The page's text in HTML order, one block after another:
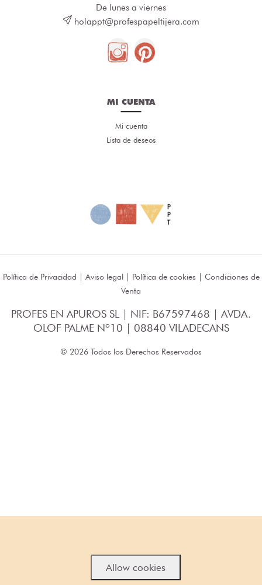
De lunes a viernes
holappt@profespapeltijera.com
MI CUENTA
Mi cuenta
Lista de deseos
Política de Privacidad | Aviso legal| Política de cookies | Condiciones de
Venta
PROFES EN APUROS SL | NIF: B67597468 | AVDA.
OLOF PALME Nº10 | 08840 VILADECANS
© 2026 Todos los Derechos Reservados
Allow cookies